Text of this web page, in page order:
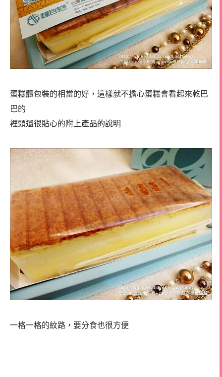
蛋糕體包裝的相當的好，這樣就不擔心蛋糕會看起來乾巴
巴的
裡頭還很貼心的附上產品的說明
一格一格的紋路，要分食也很方便